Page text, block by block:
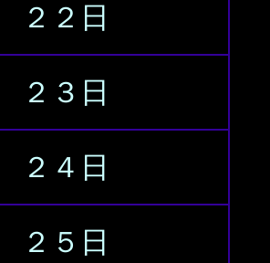
２２日
２３日
２４日
２５日